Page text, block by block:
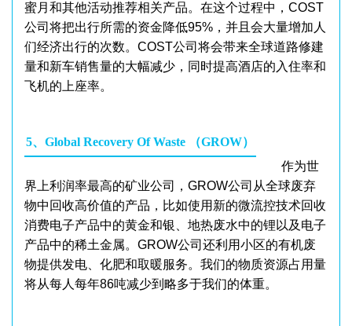
蜜月和其他活动推荐相关产品。在这个过程中，COST
公司将把出行所需的资金降低95%，并且会大量增加人
们经济出行的次数。COST公司将会带来全球道路修建
量和新车销售量的大幅减少，同时提高酒店的入住率和
飞机的上座率。
5、Global Recovery Of Waste （GROW）
作为世
界上利润率最高的矿业公司，GROW公司从全球废弃
物中回收高价值的产品，比如使用新的微流控技术回收
消费电子产品中的黄金和银、地热废水中的锂以及电子
产品中的稀土金属。GROW公司还利用小区的有机废
物提供发电、化肥和取暖服务。我们的物质资源占用量
将从每人每年86吨减少到略多于我们的体重。